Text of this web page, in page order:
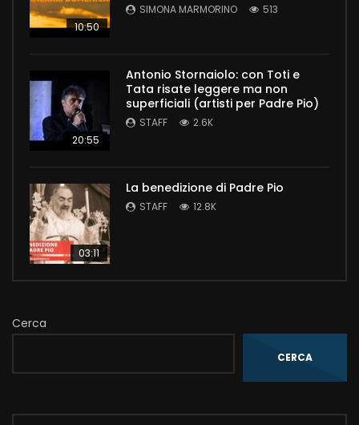
10:50
SIMONA MARMORINO 513
20:55
Antonio Stornaiolo: con Toti e
Tata risate leggere ma non
superficiali (artisti per Padre Pio)
STAFF 2.6K
03:11
La benedizione di Padre Pio
STAFF 12.8K
Cerca
CERCA